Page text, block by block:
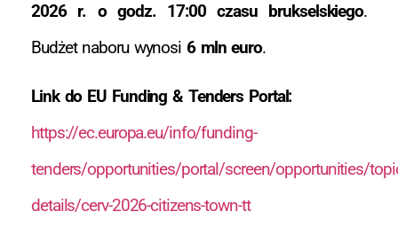
2026 r. o godz. 17:00 czasu brukselskiego.
Budżet naboru wynosi 6 mln euro.
Link do EU Funding & Tenders Portal:
https://ec.europa.eu/info/funding-
tenders/opportunities/portal/screen/opportunities/
details/cerv-2026-citizens-town-tt